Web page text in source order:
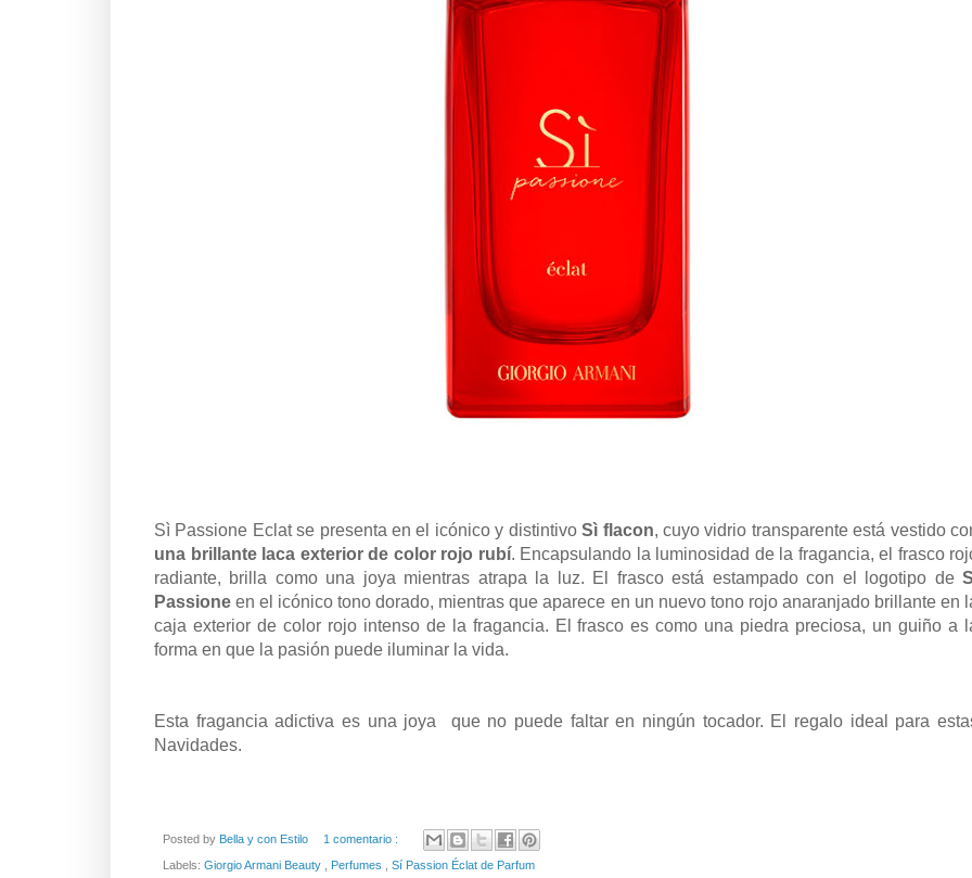
Sì Passione Eclat se presenta en el icónico y distintivoSì flacon, cuyo vidrio transparente está vestido
una brillante laca exterior de color rojo rubí. Encapsulando la luminosidad de la fragancia, el frasco
radiante, brilla como una joya mientras atrapa la luz. El frasco está estampado con el logotipo de
Passione en el icónico tono dorado, mientras que aparece en un nuevo tono rojo anaranjado brillante en
caja exterior de color rojo intenso de la fragancia. El frasco es como una piedra preciosa, un guiño a
forma en que la pasión puede iluminar la vida.
Esta fragancia adictiva es una joya que no puede faltar en ningún tocador. El regalo ideal para
Navidades.
Posted by Bella y con Estilo 1 comentario :
Labels: Giorgio Armani Beauty Perfumes Sí Passion Éclat de Parfum